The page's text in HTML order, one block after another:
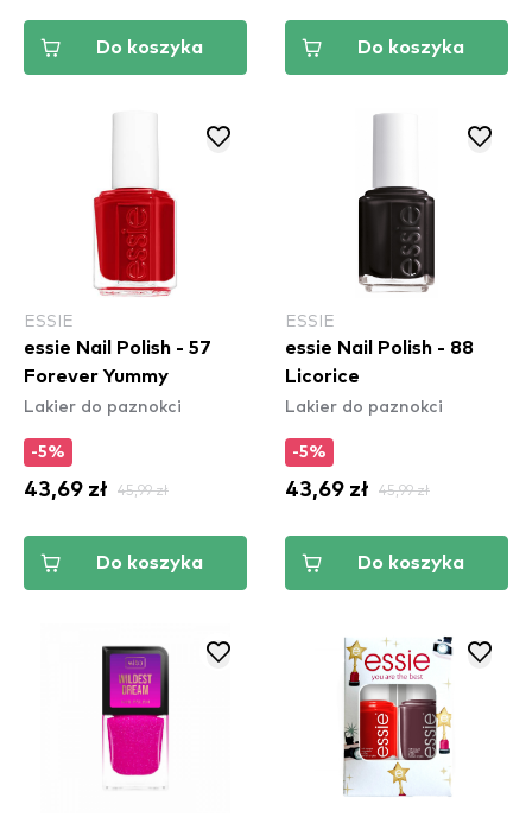
Do koszyka Do koszyka
ESSIE
essie Nail Polish - 57
Forever Yummy
Lakier do paznokci
-5%
43,69 zł 45,99 zł
Do koszyka
ESSIE
essie Nail Polish - 88
Licorice
Lakier do paznokci
-5%
43,69 zł 45,99 zł
Do koszyka